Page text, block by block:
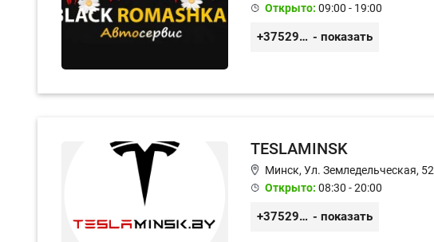
Открыто: 09:00 - 19:00
+375296651188 - показать
TESLAMINSK
Минск, Ул. Земледельческая, 52
Открыто: 08:30 - 20:00
+375291335101 - показать